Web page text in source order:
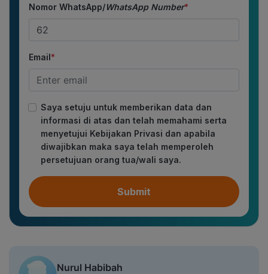
Nomor WhatsApp/WhatsApp Number*
Email*
Saya setuju untuk memberikan data dan
informasi di atas dan telah memahami serta
menyetujui Kebijakan Privasi dan apabila
diwajibkan maka saya telah memperoleh
persetujuan orang tua/wali saya.
Submit
Nurul Habibah